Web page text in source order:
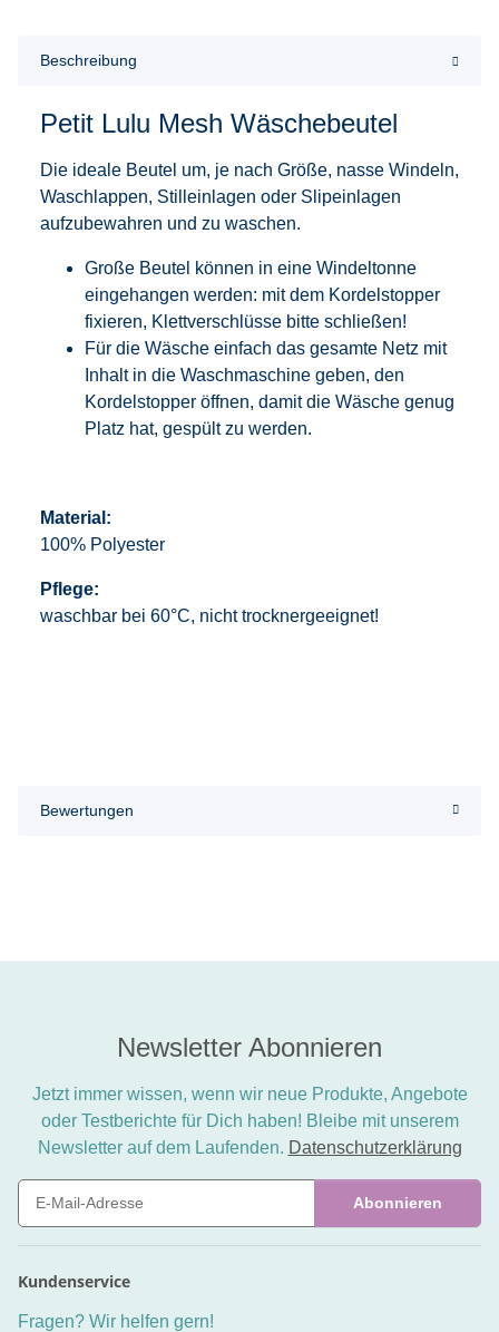
Beschreibung
Petit Lulu Mesh Wäschebeutel
Die ideale Beutel um, je nach Größe, nasse Windeln,
Waschlappen, Stilleinlagen oder Slipeinlagen
aufzubewahren und zu waschen.
Große Beutel können in eine Windeltonne
eingehangen werden: mit dem Kordelstopper
fixieren, Klettverschlüsse bitte schließen!
Für die Wäsche einfach das gesamte Netz mit
Inhalt in die Waschmaschine geben, den
Kordelstopper öffnen, damit die Wäsche genug
Platz hat, gespült zu werden.
Material:
100% Polyester
Pflege:
waschbar bei 60°C, nicht trocknergeeignet!
Bewertungen
Newsletter Abonnieren
Jetzt immer wissen, wenn wir neue Produkte, Angebote
oder Testberichte für Dich haben! Bleibe mit unserem
Newsletter auf dem Laufenden. Datenschutzerklärung
Abonnieren
Kundenservice
Fragen? Wir helfen gern!